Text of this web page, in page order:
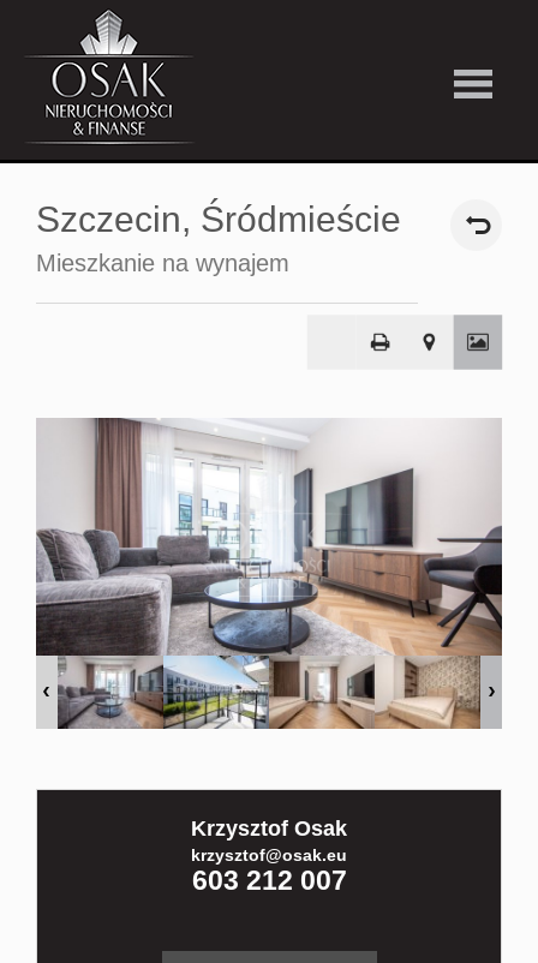
Kup
Strefa
Kontakt
Szczecin, Śródmieście
Mieszkanie na wynajem
Krzysztof Osak
krzysztof@osak.eu
603 212 007